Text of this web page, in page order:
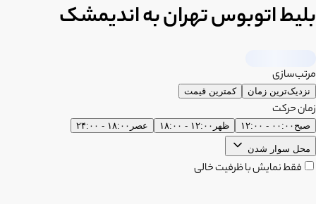
بلیط اتوبوس تهران به اندیمشک
مرتب‌سازی
نزدیک‌ترین زمان کمترین قیمت
زمان حرکت
صبح ۰۰:۰۰ - ۱۲:۰۰ ظهر ۱۲:۰۰ - ۱۸:۰۰ عصر ۱۸:۰۰ - ۲۴:۰۰
محل سوار شدن
فقط نمایش با ظرفیت خالی